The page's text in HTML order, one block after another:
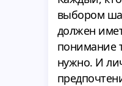
выбором
должен
понимание
нужно. И